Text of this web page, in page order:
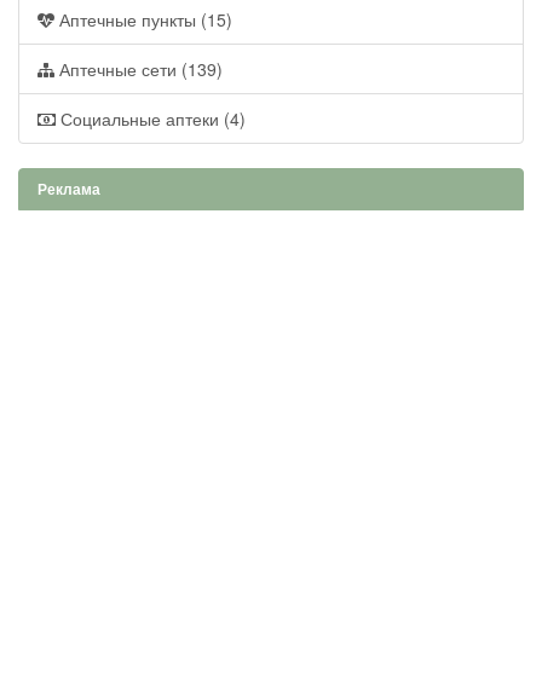
Аптечные пункты (15)
Аптечные сети (139)
Социальные аптеки (4)
Реклама